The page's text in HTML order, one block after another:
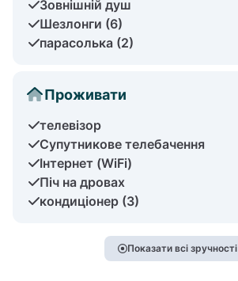
Зовнішній душ
Шезлонги (6)
парасолька (2)
Проживати
телевізор
Супутникове телебачення
Інтернет (WiFi)
Піч на дровах
кондиціонер (3)
Показати всі зручності